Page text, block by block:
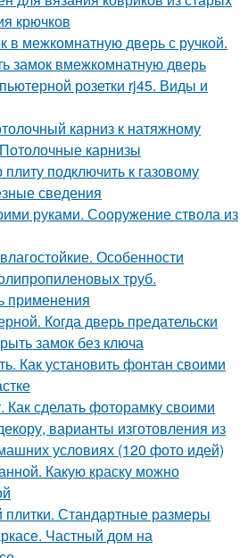
крючков
в межкомнатную дверь с ручкой.
замок вмежкомнатную дверь
розетки rj45. Виды и
карниз к натяжному
карнизы
подключить к газовому
сведения
руками. Сооружение ствола из
Особенности
труб.
применения
Когда дверь предательски
замок без ключа
Как установить фонтан своими
Как сделать фоторамку своими
варианты изготовления из
условиях (120 фото идей)
Какую краску можно
плитки. Стандартные размеры
Частный дом на